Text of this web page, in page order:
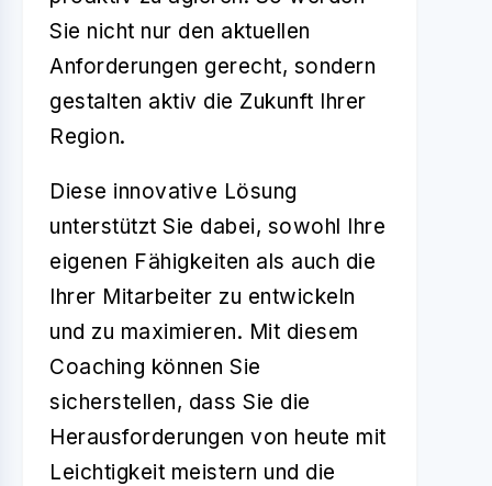
Sie nicht nur den aktuellen
Anforderungen gerecht, sondern
gestalten aktiv die Zukunft Ihrer
Region.
Diese innovative Lösung
unterstützt Sie dabei, sowohl Ihre
eigenen Fähigkeiten als auch die
Ihrer Mitarbeiter zu entwickeln
und zu maximieren. Mit diesem
Coaching können Sie
sicherstellen, dass Sie die
Herausforderungen von heute mit
Leichtigkeit meistern und die